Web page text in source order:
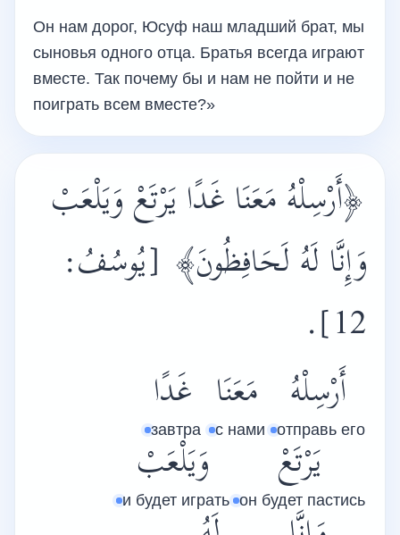
Он нам дорог, Юсуф наш младший брат, мы
сыновья одного отца. Братья всегда играют
вместе. Так почему бы и нам не пойти и не
поиграть всем вместе?»
﴿أَرْسِلْهُ مَعَنَا غَدًا يَرْتَعْ وَيَلْعَبْ
وَإِنَّا لَهُ لَحافِظُونَ﴾ [يُوسُفُ:
12]
.
أَرْسِلْهُ
отправь его
مَعَنَا
с нами
غَدًا
завтра
يَرْتَعْ
он будет пастись
وَيَلْعَبْ
и будет играть